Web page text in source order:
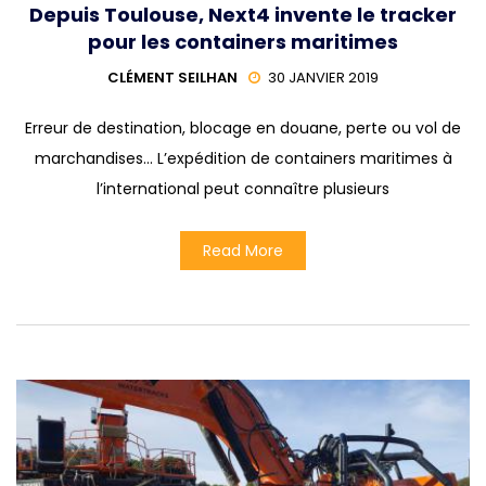
Depuis Toulouse, Next4 invente le tracker
pour les containers maritimes
CLÉMENT SEILHAN 30 JANVIER 2019
Erreur de destination, blocage en douane, perte ou vol de
marchandises… L’expédition de containers maritimes à
l’international peut connaître plusieurs
Read More